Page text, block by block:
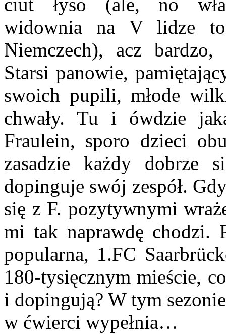
widownia na V lidze
Niemczech), acz
Starsi panowie,
swoich pupili, młode
chwały. Tu i ówdzie
Fraulein, sporo dzieci
zasadzie każdy dobrze
dopinguje swój zespół.
się z F. pozytywnymi
mi tak naprawdę chodzi.
popularna, 1.FC
180-tysięcznym mieście,
i dopingują? W tym
w ćwierci wypełnia…